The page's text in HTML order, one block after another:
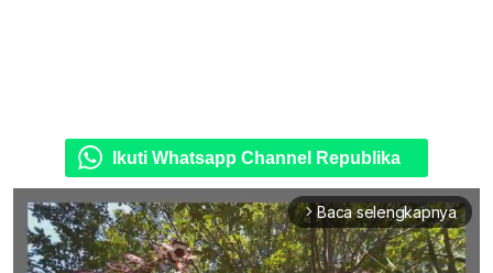
Ikuti Whatsapp Channel Republika
arrow_forward_ios Baca selengkapnya